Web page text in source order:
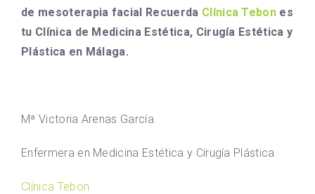
de mesoterapia facial Recuerda Clínica Tebon es
tu Clínica de Medicina Estética, Cirugía Estética y
Plástica en Málaga.
Mª Victoria Arenas García
Enfermera en Medicina Estética y Cirugía Plástica
Clínica Tebon